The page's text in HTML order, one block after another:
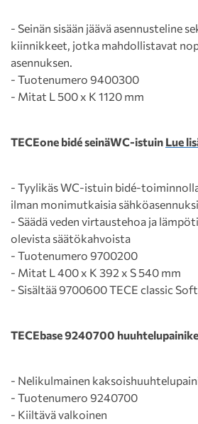
- Seinän sisään jäävä asennusteline
kiinnikkeet, jotka mahdollistavat
asennuksen.
- Tuotenumero 9400300
- Mitat L 500 x K 1120 mm
TECEone bidé seinäWC-istuin Lue
- Tyylikäs WC-istuin bidé-
ilman monimutkaisia
- Säädä veden virtaustehoa ja
olevista säätökahvoista
- Tuotenumero 9700200
- Mitat L 400 x K 392 x S 540 mm
- Sisältää 9700600 TECE classic
TECEbase 9240700 huuhtelupainike
- Nelikulmainen
- Tuotenumero 9240700
- Kiiltävä valkoinen